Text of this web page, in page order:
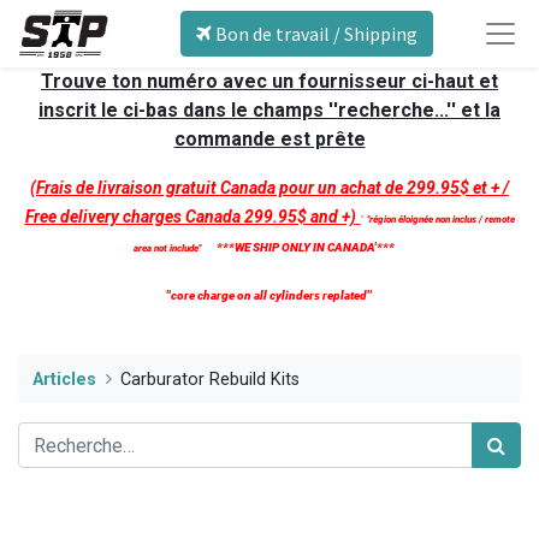
Bon de travail / Shipping
Trouve ton numéro avec un fournisseur ci-haut et
inscrit le ci-bas dans le champs ''recherche...'' et la
commande est prête
(Frais de livraison gratuit Canada pour un achat de 299.95$ et + /
Free delivery charges Canada 299.95$ and +) ' ''région éloignée non inclus / remote
area not include'' ***WE SHIP ONLY IN CANADA'***
''core charge on all cylinders replated''
Articles Carburator Rebuild Kits